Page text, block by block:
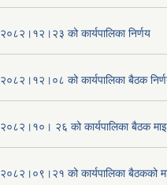
२०८२।१२।२३ को कार्यपालिका निर्णय
२०८२।१२।०८ को कार्यपालिका बैठक
२०८२।१०। २६ को कार्यपालिका बैठक
२०८२।०९।२१ को कार्यपालिका बैठकको